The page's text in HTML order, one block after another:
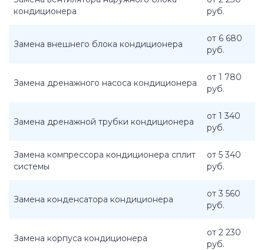
кондиционера
руб.
Замена внешнего блока кондиционера
от 6 680
руб.
Замена дренажного насоса кондиционера
от 1 780
руб.
Замена дренажной трубки кондиционера
от 1 340
руб.
Замена компрессора кондиционера сплит
системы
от 5 340
руб.
Замена конденсатора кондиционера
от 3 560
руб.
Замена корпуса кондиционера
от 2 230
руб.